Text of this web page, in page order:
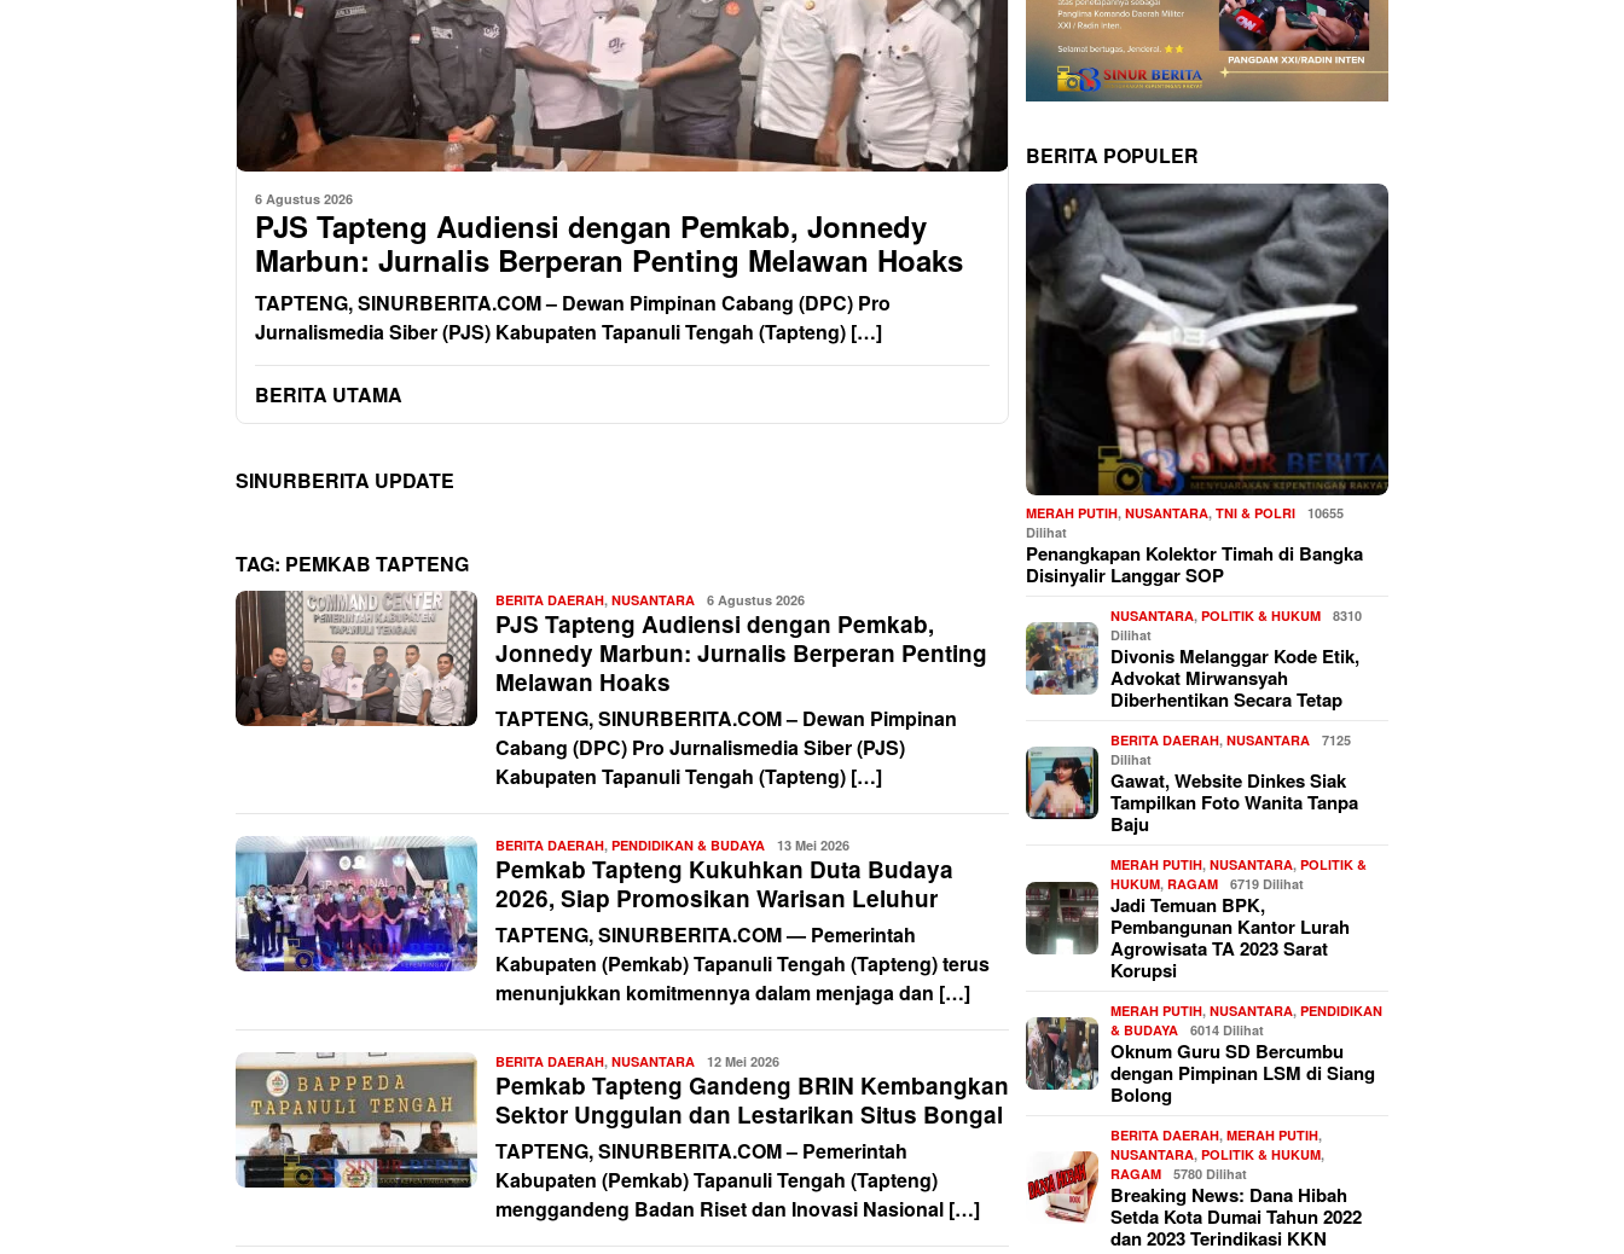
6 Agustus 2026
PJS Tapteng Audiensi dengan Pemkab, Jonnedy
Marbun: Jurnalis Berperan Penting Melawan Hoaks
TAPTENG, SINURBERITA.COM – Dewan Pimpinan Cabang (DPC) Pro
Jurnalismedia Siber (PJS) Kabupaten Tapanuli Tengah (Tapteng) […]
BERITA UTAMA
SINURBERITA UPDATE
TAG: PEMKAB TAPTENG
BERITA DAERAH, NUSANTARA Redaksi
6 Agustus 2026
PJS Tapteng Audiensi dengan Pemkab,
Jonnedy Marbun: Jurnalis Berperan Penting
Melawan Hoaks
TAPTENG, SINURBERITA.COM – Dewan Pimpinan
Cabang (DPC) Pro Jurnalismedia Siber (PJS)
Kabupaten Tapanuli Tengah (Tapteng) […]
BERITA DAERAH, PENDIDIKAN & BUDAYA Redaksi
13 Mei 2026
Pemkab Tapteng Kukuhkan Duta Budaya
2026, Siap Promosikan Warisan Leluhur
TAPTENG, SINURBERITA.COM — Pemerintah
Kabupaten (Pemkab) Tapanuli Tengah (Tapteng) terus
menunjukkan komitmennya dalam menjaga dan […]
BERITA DAERAH, NUSANTARA Redaksi
12 Mei 2026
Pemkab Tapteng Gandeng BRIN Kembangkan
Sektor Unggulan dan Lestarikan Situs Bongal
TAPTENG, SINURBERITA.COM – Pemerintah
Kabupaten (Pemkab) Tapanuli Tengah (Tapteng)
menggandeng Badan Riset dan Inovasi Nasional […]
BERITA POPULER
MERAH PUTIH,NUSANTARA,TNI & POLRI
10655
Dilihat
Penangkapan Kolektor Timah di Bangka
Disinyalir Langgar SOP
NUSANTARA,POLITIK & HUKUM
8310
Dilihat
Divonis Melanggar Kode Etik,
Advokat Mirwansyah
Diberhentikan Secara Tetap
BERITA DAERAH,NUSANTARA
7125
Dilihat
Gawat, Website Dinkes Siak
Tampilkan Foto Wanita Tanpa
Baju
MERAH PUTIH,NUSANTARA,POLITIK &
HUKUM,RAGAM 6719 Dilihat
Jadi Temuan BPK,
Pembangunan Kantor Lurah
Agrowisata TA 2023 Sarat
Korupsi
MERAH PUTIH,NUSANTARA,PENDIDIKAN
& BUDAYA
6014 Dilihat
Oknum Guru SD Bercumbu
dengan Pimpinan LSM di Siang
Bolong
BERITA DAERAH,MERAH PUTIH,
NUSANTARA,POLITIK & HUKUM,
RAGAM
5780 Dilihat
Breaking News: Dana Hibah
Setda Kota Dumai Tahun 2022
dan 2023 Terindikasi KKN